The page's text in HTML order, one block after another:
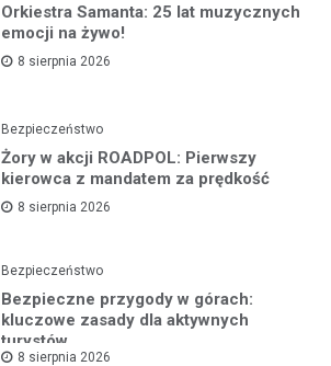
Orkiestra Samanta: 25 lat muzycznych
emocji na żywo!
8 sierpnia 2026
Bezpieczeństwo
Żory w akcji ROADPOL: Pierwszy
kierowca z mandatem za prędkość
8 sierpnia 2026
Bezpieczeństwo
Bezpieczne przygody w górach:
kluczowe zasady dla aktywnych
turystów
8 sierpnia 2026